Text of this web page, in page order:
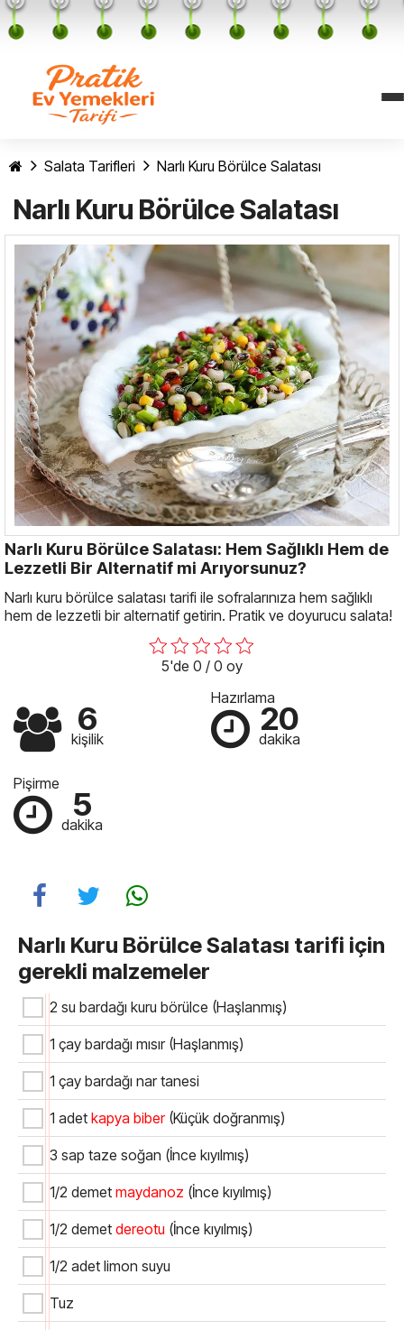
Salata Tarifleri Narlı Kuru Börülce Salatası
Narlı Kuru Börülce Salatası
Narlı Kuru Börülce Salatası: Hem Sağlıklı Hem de
Lezzetli Bir Alternatif mi Arıyorsunuz?
Narlı kuru börülce salatası tarifi ile sofralarınıza hem sağlıklı
hem de lezzetli bir alternatif getirin. Pratik ve doyurucu salata!
5'de 0 / 0 oy
6
kişilik
Hazırlama
20
dakika
Pişirme
5
dakika
Narlı Kuru Börülce Salatası tarifi için
gerekli malzemeler
2 su bardağı kuru börülce (Haşlanmış)
1 çay bardağı mısır (Haşlanmış)
1 çay bardağı nar tanesi
1 adet kapya biber(Küçük doğranmış)
3 sap taze soğan (İnce kıyılmış)
1/2 demet maydanoz (İnce kıyılmış)
1/2 demet dereotu (İnce kıyılmış)
1/2 adet limon suyu
Tuz